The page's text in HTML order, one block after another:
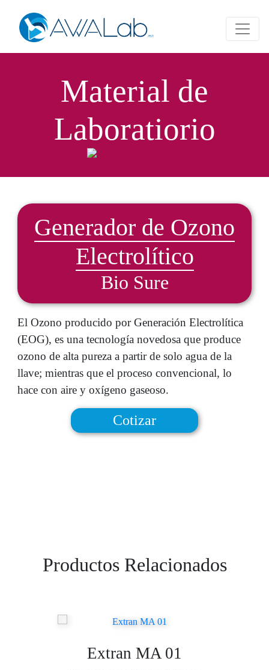
Material de
Laboratiorio
Generador de Ozono
Electrolítico
Bio Sure
El Ozono producido por Generación Electrolítica
(EOG), es una tecnología novedosa que produce
ozono de alta pureza a partir de solo agua de la
llave; mientras que el proceso convencional, lo
hace con aire y oxígeno gaseoso.
Cotizar
Productos Relacionados
Extran MA 01